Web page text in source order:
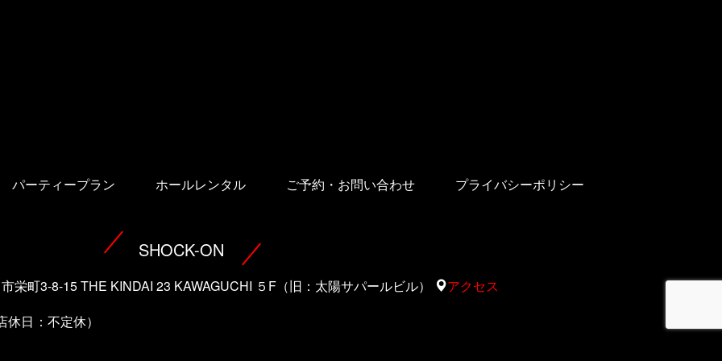
パーティープラン ホールレンタル ご予約・お問い合わせ プライバシーポリシー
SHOCK-ON
栄町3-8-15 THE KINDAI 23 KAWAGUCHI ５F（旧：太陽サパールビル）
アクセス
日：不定休）